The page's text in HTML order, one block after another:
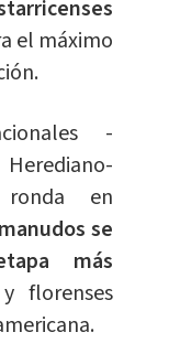
el máximo
-
ronda en
se
más
florenses